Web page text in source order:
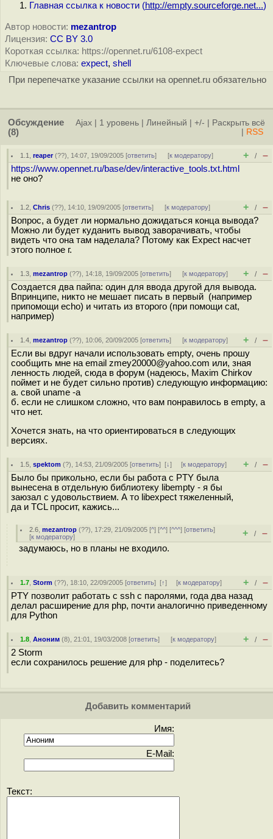
Главная ссылка к новости (http://empty.sourceforge.net...)
Автор новости: mezantrop
Лицензия: CC BY 3.0
Короткая ссылка: https://opennet.ru/6108-expect
Ключевые слова: expect, shell
При перепечатке указание ссылки на opennet.ru обязательно
Обсуждение
(8)
Ajax 1 уровень Линейный +/-
Раскрыть всё
RSS
1.1 ,reaper(??), 14:07, 19/09/2005 [ответить] [к модератору] + / –
https://www.opennet.ru/base/dev/interactive_tools.txt.html
не оно?
1.2 ,Chris (??), 14:10, 19/09/2005 [ответить] [к модератору] + / –
Вопрос, а будет ли нормально дожидаться конца вывода?
Можно ли будет куданить вывод заворачивать, чтобы
видеть что она там наделала? Потому как Expect насчет
этого полное г.
1.3 ,mezantrop (??), 14:18, 19/09/2005 [ответить] [к модератору] + / –
Создается два пайпа: один для ввода другой для вывода.
Впринципе, никто не мешает писать в первый (например
припомощи echo) и читать из второго (при помощи cat,
например)
1.4 ,mezantrop (??), 10:06, 20/09/2005 [ответить] [к модератору] + / –
Если вы вдруг начали использовать empty, очень прошу
сообщить мне на email zmey20000@yahoo.com или, зная
ленность людей, сюда в форум (надеюсь, Maxim Chirkov
поймет и не будет сильно против) следующую информацию:
а. свой uname -a
б. если не слишком сложно, что вам понравилось в empty, а
что нет.
Хочется знать, на что ориентироваться в следующих
версиях.
1.5 ,spektom (?), 14:53, 21/09/2005 [ответить][↓] [к модератору] + / –
Было бы прикольно, если бы работа с PTY была
вынесена в отдельную библиотеку libempty - я бы
заюзал с удовольствием. А то libexpect тяжеленный,
да и TCL просит, кажись...
2.6 ,mezantrop (??), 17:29, 21/09/2005 [^] [^^] [^^^] [ответить]
[к модератору] + / –
задумаюсь, но в планы не входило.
1.7 ,Storm (??), 18:10, 22/09/2005 [ответить][↑] [к модератору] + / –
PTY позволит работать с ssh с паролями, года два назад
делал расширение для php, почти аналогично приведенному
для Python
1.8 ,Аноним (8), 21:01, 19/03/2008 [ответить] [к модератору] + / –
2 Storm
если сохранилось решение для php - поделитесь?
Добавить комментарий
Имя:
E-Mail:
Текст: